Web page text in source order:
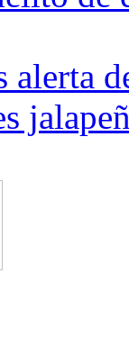
alerta